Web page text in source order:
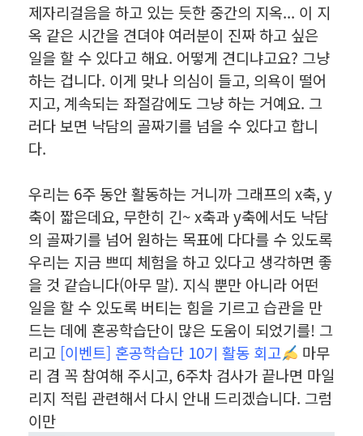
제자리걸음을 하고 있는 듯한 중간의 지옥... 이 지
옥 같은 시간을 견뎌야 여러분이 진짜 하고 싶은
일을 할 수 있다고 해요. 어떻게 견디냐고요? 그냥
하는 겁니다. 이게 맞나 의심이 들고, 의욕이 떨어
지고, 계속되는 좌절감에도 그냥 하는 거예요. 그
러다 보면 낙담의 골짜기를 넘을 수 있다고 합니
다.
우리는 6주 동안 활동하는 거니까 그래프의 x축, y
축이 짧은데요, 무한히 긴~ x축과 y축에서도 낙담
의 골짜기를 넘어 원하는 목표에 다다를 수 있도록
우리는 지금 쁘띠 체험을 하고 있다고 생각하면 좋
을 것 같습니다(아무 말). 지식 뿐만 아니라 어떤
일을 할 수 있도록 버티는 힘을 기르고 습관을 만
드는 데에 혼공학습단이 많은 도움이 되었기를! 그
리고 [이벤트] 혼공학습단 10기 활동 회고
마무
리 겸 꼭 참여해 주시고, 6주차 검사가 끝나면 마일
리지 적립 관련해서 다시 안내 드리겠습니다. 그럼
이만